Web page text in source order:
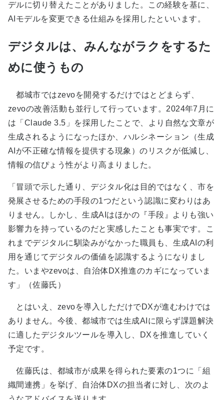
デルに切り替えたことがありました。この経験を基に、
AIモデルを変更できる仕組みを採用したといいます。
デジタルは、みんながラクをするた
めに使うもの
都城市ではzevoを開発するだけではとどまらず、
zevoの改善活動も並行して行っています。2024年7月に
は「Claude 3.5」を採用したことで、より自然な文章が
生成されるようになったほか、ハルシネーション（生成
AIが不正確な情報を提供する現象）のリスクが低減し、
情報の信ぴょう性がより高まりました。
「冒頭で示した通り、デジタル化は目的ではなく、市を
発展させるための手段の1つだという認識に変わりはあ
りません。しかし、生成AIはほかの『手段』よりも強い
影響力を持っているのだと実感したことも事実です。こ
れまでデジタルに馴染みがなかった職員も、生成AIの利
用を通じてデジタルの価値を認識するようになりまし
た。いまやzevoは、自治体DX推進のカギになっていま
す」（佐藤氏）
とはいえ、zevoを導入しただけでDXが進むわけでは
ありません。今後、都城市では生成AIに限らず課題解決
に適したデジタルツールを導入し、DXを推進していく
予定です。
佐藤氏は、都城市が成果を得られた要素の1つに「組
織間連携」を挙げ、自治体DXの担当者に対し、次のよ